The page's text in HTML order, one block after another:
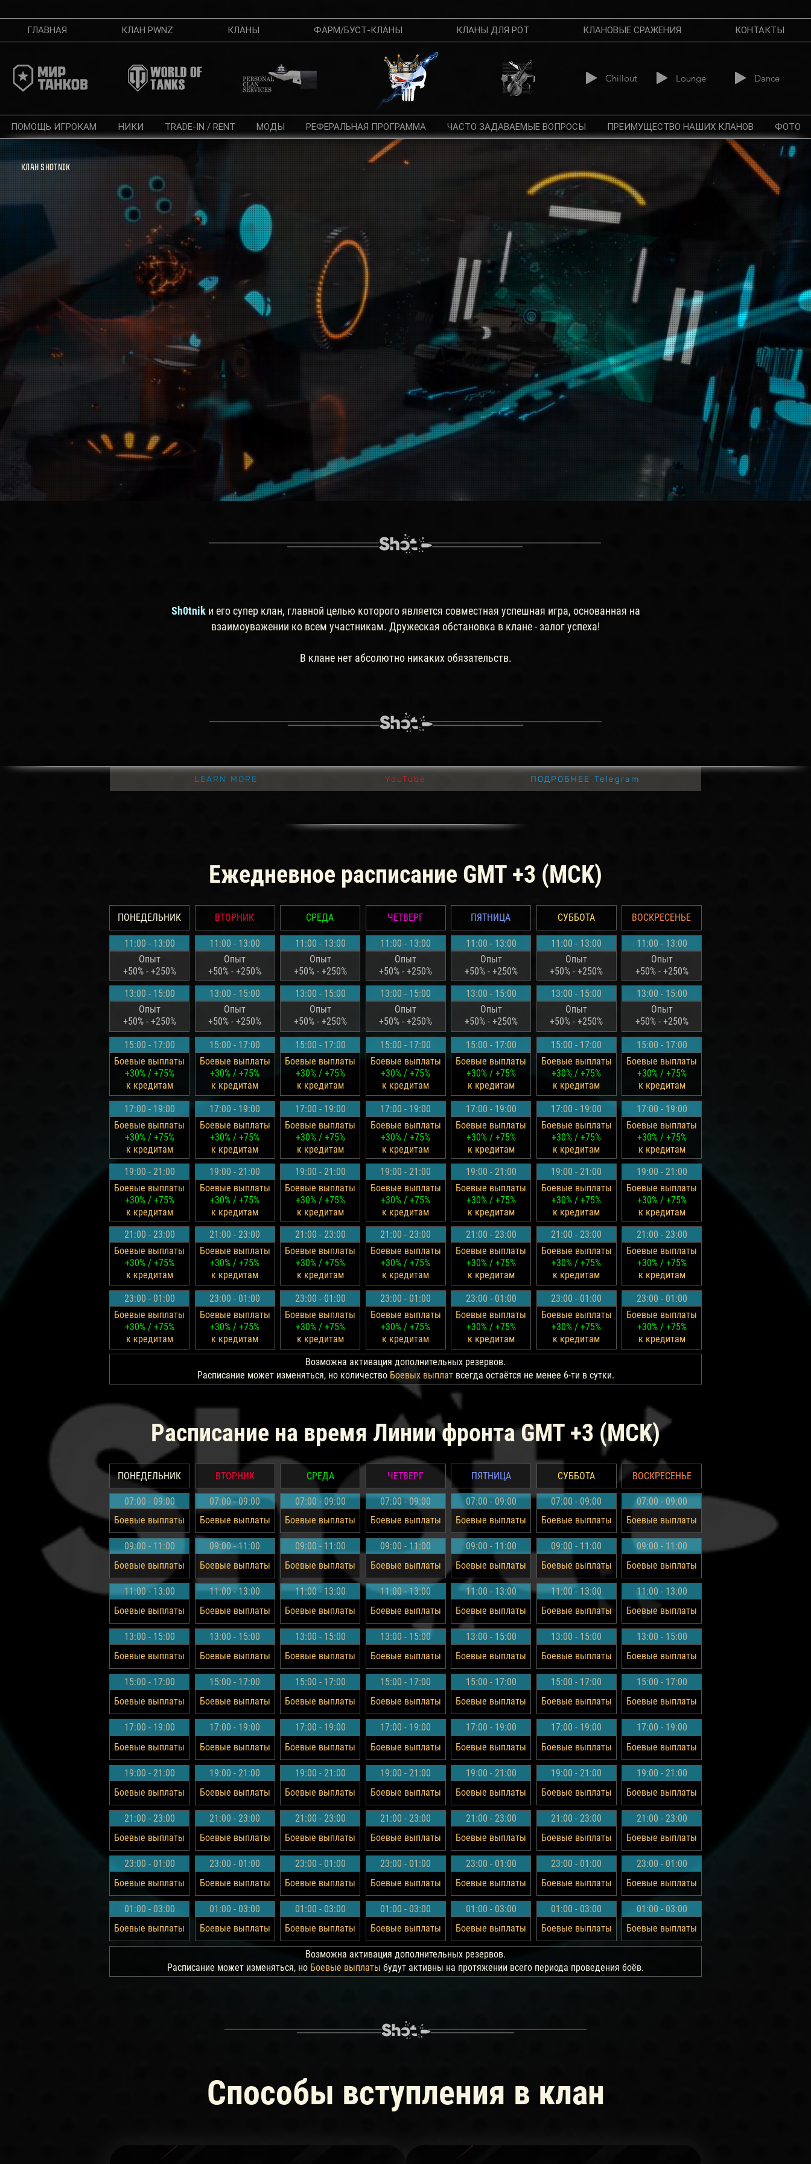
ГЛАВНАЯ КЛАН PWNZ КЛАНЫ ФАРМ/БУСТ-КЛАНЫ КЛАНЫ ДЛЯ РОТ КЛАНОВЫЕ СРАЖЕНИЯ КОНТАКТЫ
Chillout Lounge Dance
ПОМОЩЬ ИГРОКАМ НИКИ TRADE-IN / RENT МОДЫ РЕФЕРАЛЬНАЯ ПРОГРАММА ЧАСТО ЗАДАВАЕМЫЕ ВОПРОСЫ ПРЕИМУЩЕСТВО НАШИХ КЛАНОВ ФОТО
КЛАН SHOTNIK
Sh0tnikи его супер клан, главной целью которого является совместная успешная игра, основанная на
взаимоуважении ко всем участникам. Дружеская обстановка в клане - залог успеха!
В клане нет абсолютно никаких обязательств.
LEARN MORE YouTube ПОДРОБНЕЕ Telegram
Ежедневное расписание GMT +3 (MCK)
ПОНЕДЕЛЬНИК ВТОРНИК СРЕДА ЧЕТВЕРГ ПЯТНИЦА СУББОТА ВОСКРЕСЕНЬЕ
11:00 - 13:00 11:00 - 13:00 11:00 - 13:00 11:00 - 13:00 11:00 - 13:00 11:00 - 13:00
11:00 - 13:00
Опыт
+50% - +250%
Опыт
+50% - +250%
Опыт
+50% - +250%
Опыт
+50% - +250%
Опыт
+50% - +250%
Опыт
+50% - +250%
Опыт
+50% - +250%
13:00 - 15:00
13:00 - 15:00 13:00 - 15:00 13:00 - 15:00 13:00 - 15:00 13:00 - 15:00
13:00 - 15:00
Опыт
+50% - +250%
Опыт
+50% - +250%
Опыт
+50% - +250%
Опыт
+50% - +250%
Опыт
+50% - +250%
Опыт
+50% - +250%
Опыт
+50% - +250%
15:00 - 17:00 15:00 - 17:00 15:00 - 17:00 15:00 - 17:00 15:00 - 17:00 15:00 - 17:00
15:00 - 17:00
Боевые выплаты
+30% / +75%
к кредитам
Боевые выплаты
+30% / +75%
к кредитам
Боевые выплаты
+30% / +75%
к кредитам
Боевые выплаты
+30% / +75%
к кредитам
Боевые выплаты
+30% / +75%
к кредитам
Боевые выплаты
+30% / +75%
к кредитам
Боевые выплаты
+30% / +75%
к кредитам
17:00 - 19:00 17:00 - 19:00 17:00 - 19:00 17:00 - 19:00 17:00 - 19:00 17:00 - 19:00
17:00 - 19:00
Боевые выплаты
+30% / +75%
к кредитам
Боевые выплаты
+30% / +75%
к кредитам
Боевые выплаты
+30% / +75%
к кредитам
Боевые выплаты
+30% / +75%
к кредитам
Боевые выплаты
+30% / +75%
к кредитам
Боевые выплаты
+30% / +75%
к кредитам
Боевые выплаты
+30% / +75%
к кредитам
19:00 - 21:00
19:00 - 21:00 19:00 - 21:00 19:00 - 21:00 19:00 - 21:00 19:00 - 21:00
19:00 - 21:00
Боевые выплаты
+30% / +75%
к кредитам
Боевые выплаты
+30% / +75%
к кредитам
Боевые выплаты
+30% / +75%
к кредитам
Боевые выплаты
+30% / +75%
к кредитам
Боевые выплаты
+30% / +75%
к кредитам
Боевые выплаты
+30% / +75%
к кредитам
Боевые выплаты
+30% / +75%
к кредитам
21:00 - 23:00
21:00 - 23:00 21:00 - 23:00 21:00 - 23:00 21:00 - 23:00 21:00 - 23:00
21:00 - 23:00
Боевые выплаты
+30% / +75%
к кредитам
Боевые выплаты
+30% / +75%
к кредитам
Боевые выплаты
+30% / +75%
к кредитам
Боевые выплаты
+30% / +75%
к кредитам
Боевые выплаты
+30% / +75%
к кредитам
Боевые выплаты
+30% / +75%
к кредитам
Боевые выплаты
+30% / +75%
к кредитам
23:00 - 01:00 23:00 - 01:00 23:00 - 01:00 23:00 - 01:00 23:00 - 01:00 23:00 - 01:00
23:00 - 01:00
Боевые выплаты
+30% / +75%
к кредитам
Боевые выплаты
+30% / +75%
к кредитам
Боевые выплаты
+30% / +75%
к кредитам
Боевые выплаты
+30% / +75%
к кредитам
Боевые выплаты
+30% / +75%
к кредитам
Боевые выплаты
+30% / +75%
к кредитам
Боевые выплаты
+30% / +75%
к кредитам
Возможна активация дополнительных резервов.
Расписание может изменяться, но количество Боевых выплатвсегда остаётся не менее 6-ти в сутки.
Расписание на время Линии фронта GMT +3 (MCK)
ПОНЕДЕЛЬНИК ВТОРНИК СРЕДА ЧЕТВЕРГ ПЯТНИЦА СУББОТА ВОСКРЕСЕНЬЕ
07:00 - 09:00 07:00 - 09:00 07:00 - 09:00 07:00 - 09:00 07:00 - 09:00 07:00 - 09:00
07:00 - 09:00
Боевые выплаты
Боевые выплаты Боевые выплаты Боевые выплаты Боевые выплаты Боевые выплаты Боевые выплаты
09:00 - 11:00 09:00 - 11:00 09:00 - 11:00 09:00 - 11:00 09:00 - 11:00 09:00 - 11:00
09:00 - 11:00
Боевые выплаты
Боевые выплаты Боевые выплаты Боевые выплаты Боевые выплаты Боевые выплаты Боевые выплаты
11:00 - 13:00 11:00 - 13:00 11:00 - 13:00 11:00 - 13:00 11:00 - 13:00 11:00 - 13:00
11:00 - 13:00
Боевые выплаты
Боевые выплаты Боевые выплаты Боевые выплаты Боевые выплаты Боевые выплаты Боевые выплаты
13:00 - 15:00 13:00 - 15:00 13:00 - 15:00 13:00 - 15:00 13:00 - 15:00 13:00 - 15:00
13:00 - 15:00
Боевые выплаты
Боевые выплаты Боевые выплаты Боевые выплаты Боевые выплаты Боевые выплаты Боевые выплаты
15:00 - 17:00 15:00 - 17:00 15:00 - 17:00 15:00 - 17:00 15:00 - 17:00 15:00 - 17:00
15:00 - 17:00
Боевые выплаты
Боевые выплаты Боевые выплаты Боевые выплаты Боевые выплаты Боевые выплаты Боевые выплаты
17:00 - 19:00 17:00 - 19:00 17:00 - 19:00 17:00 - 19:00 17:00 - 19:00 17:00 - 19:00
17:00 - 19:00
Боевые выплаты
Боевые выплаты Боевые выплаты Боевые выплаты Боевые выплаты Боевые выплаты Боевые выплаты
19:00 - 21:00 19:00 - 21:00 19:00 - 21:00 19:00 - 21:00 19:00 - 21:00 19:00 - 21:00
19:00 - 21:00
Боевые выплаты
Боевые выплаты Боевые выплаты Боевые выплаты Боевые выплаты Боевые выплаты Боевые выплаты
21:00 - 23:00 21:00 - 23:00 21:00 - 23:00 21:00 - 23:00 21:00 - 23:00 21:00 - 23:00
21:00 - 23:00
Боевые выплаты
Боевые выплаты Боевые выплаты Боевые выплаты Боевые выплаты Боевые выплаты Боевые выплаты
23:00 - 01:00 23:00 - 01:00 23:00 - 01:00 23:00 - 01:00 23:00 - 01:00 23:00 - 01:00
23:00 - 01:00
Боевые выплаты
Боевые выплаты Боевые выплаты Боевые выплаты Боевые выплаты Боевые выплаты Боевые выплаты
01:00 - 03:00 01:00 - 03:00 01:00 - 03:00 01:00 - 03:00 01:00 - 03:00 01:00 - 03:00
01:00 - 03:00
Боевые выплаты
Боевые выплаты Боевые выплаты Боевые выплаты Боевые выплаты Боевые выплаты Боевые выплаты
Возможна активация дополнительных резервов.
Расписание может изменяться, но Боевые выплаты будут активны на протяжении всего периода проведения боёв.
Способы вступления в клан